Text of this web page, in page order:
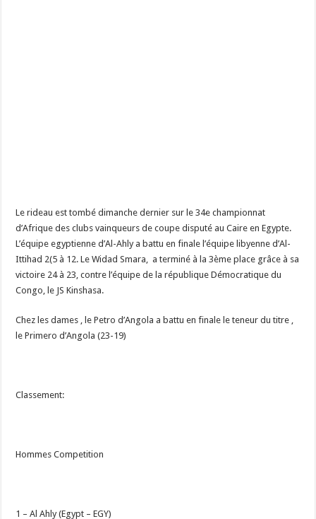
Le rideau est tombé dimanche dernier sur le 34e championnat
d’Afrique des clubs vainqueurs de coupe disputé au Caire en Egypte.
L’équipe egyptienne d’Al-Ahly a battu en finale l’équipe libyenne d’Al-
Ittihad 2(5 à 12. Le Widad Smara, a terminé à la 3ème place grâce à sa
victoire 24 à 23, contre l’équipe de la république Démocratique du
Congo, le JS Kinshasa.
Chez les dames , le Petro d’Angola a battu en finale le teneur du titre ,
le Primero d’Angola (23-19)
Classement:
Hommes Competition
1 – Al Ahly (Egypt – EGY)